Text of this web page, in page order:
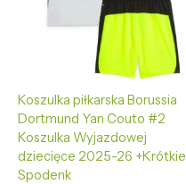
Koszulka piłkarska Borussia
Dortmund Yan Couto #2
Koszulka Wyjazdowej
dziecięce 2025-26 +Krótkie
Spodenk